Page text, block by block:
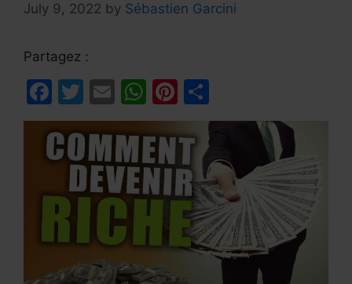
July 9, 2022 by Sébastien Garcini
Partagez :
F
a
c
e
b
o
o
k
T
w
itt
er
E
m
ai
l
W
h
at
s
A
p
p
Pi
nt
er
e
st
h
ar
e